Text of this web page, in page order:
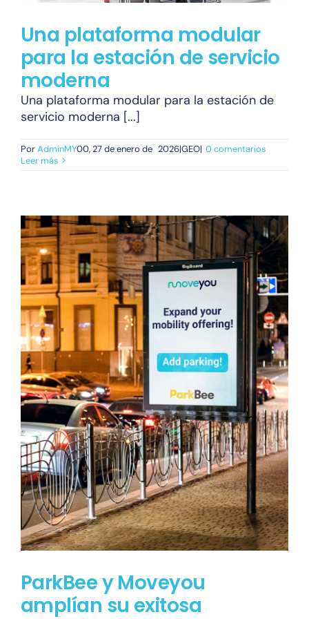
Una plataforma modular
para la estación de servicio
moderna
Una plataforma modular para la estación de
servicio moderna [...]
PorAdminMY00, 27 de enero de 2026|GEO| 0 comentarios
Leer más
ParkBee y Moveyou
amplían su exitosa